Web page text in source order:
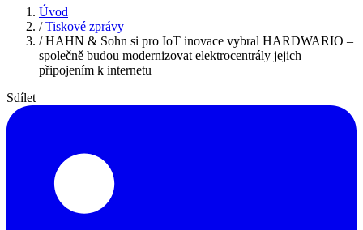
Úvod
/ Tiskové zprávy
/ HAHN & Sohn si pro IoT inovace vybral HARDWARIO –
společně budou modernizovat elektrocentrály jejich
připojením k internetu
Sdílet